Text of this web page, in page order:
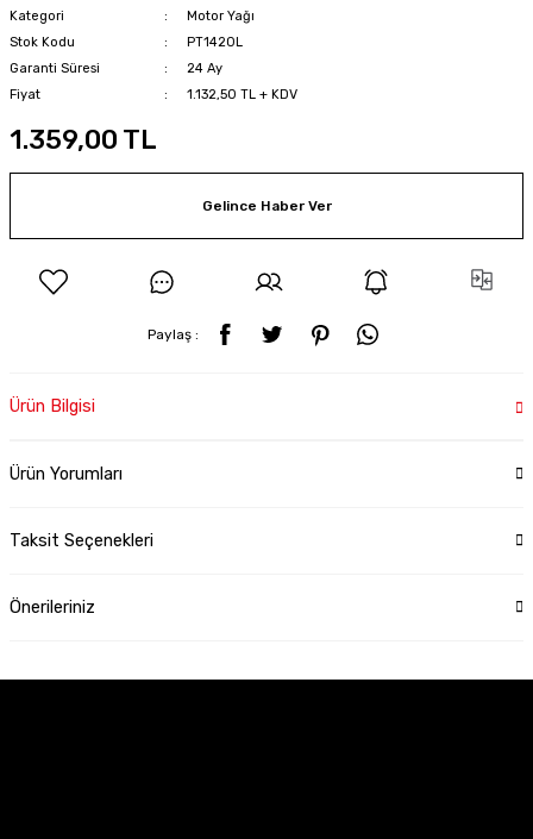
Kategori
Motor Yağı
Stok Kodu
PT1420L
Garanti Süresi
24 Ay
Fiyat
1.132,50 TL + KDV
1.359,00 TL
Gelince Haber Ver
Paylaş :
Ürün Bilgisi
Ürün Yorumları
Taksit Seçenekleri
Önerileriniz